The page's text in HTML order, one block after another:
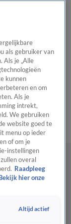
Hart
Tip de
PanelVideo's
als gebruiker van
Als je „Alle
kunnen
en om
Als je
intrekt,
We gebruiken
website goed te
menu op ieder
of om je
instellingen
overal
Raadpleeg
Bekijk hier onze
Altijd actief